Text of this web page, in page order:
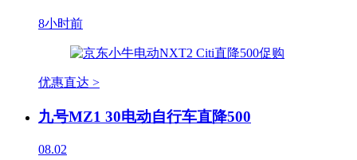
8小时前
优惠直达 >
九号MZ1 30电动自行车直降500
08.02